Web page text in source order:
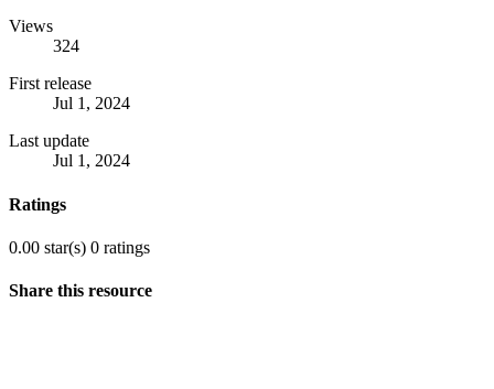
Views
324
First release
Jul 1, 2024
Last update
Jul 1, 2024
Ratings
0.00 star(s) 0 ratings
Share this resource